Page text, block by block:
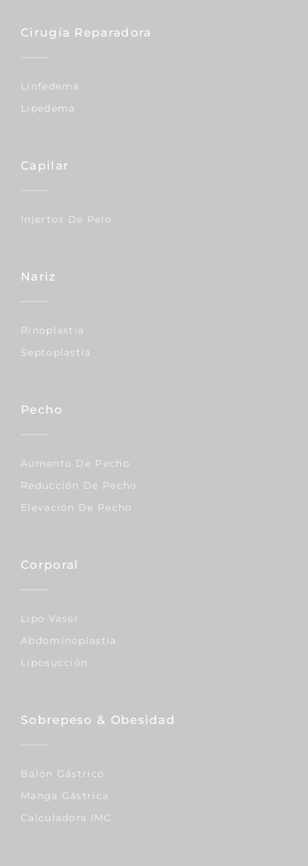
Cirugía Reparadora
Linfedema
Lipedema
Capilar
Injertos De Pelo
Nariz
Rinoplastia
Septoplastia
Pecho
Aumento De Pecho
Reducción De Pecho
Elevación De Pecho
Corporal
Lipo Vaser
Abdominoplastia
Liposucción
Sobrepeso & Obesidad
Balón Gástrico
Manga Gástrica
Calculadora IMC